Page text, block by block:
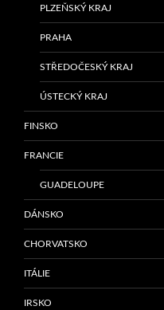
PLZEŇSKÝ KRAJ
PRAHA
STŘEDOČESKÝ KRAJ
ÚSTECKÝ KRAJ
FINSKO
FRANCIE
GUADELOUPE
DÁNSKO
CHORVATSKO
ITÁLIE
IRSKO